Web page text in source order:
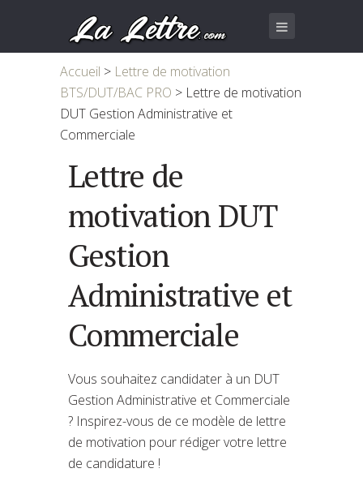
Accueil > Lettre de motivation
BTS/DUT/BAC PRO > Lettre de motivation
DUT Gestion Administrative et
Commerciale
Lettre de
motivation DUT
Gestion
Administrative et
Commerciale
Vous souhaitez candidater à un DUT
Gestion Administrative et Commerciale
? Inspirez-vous de ce modèle de lettre
de motivation pour rédiger votre lettre
de candidature !